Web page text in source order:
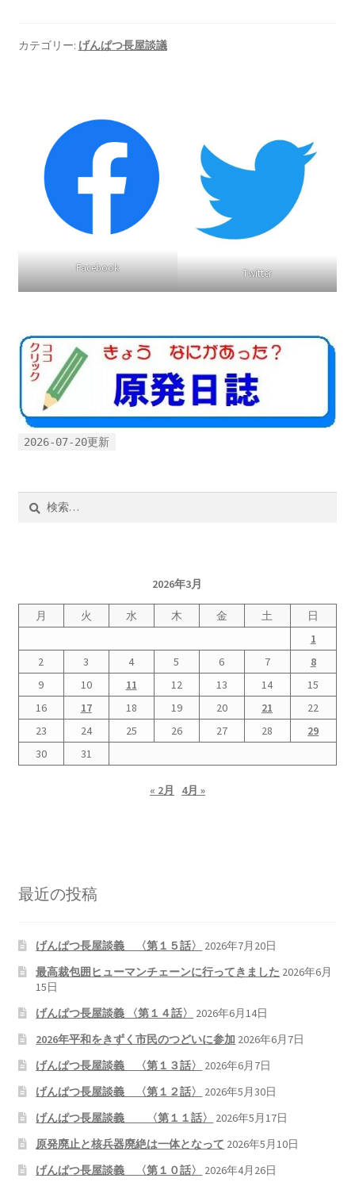
ギャラリー_2024.3.10
ギャラリー_2026.3.15
原発ゼロと未来
原発動向
2022.7.15東電・株主訴訟 経営陣に13兆円賠償命令
断念
2022.8.9 福島第一原発 汚染水海洋放出トンネル工事
着工
2023.1.19 東電旧経営陣、二審も無罪 民事裁判で認
原子力規制委員会「原発60年超運転」正式決定見送
原子力規制委員会「原発60年超運転」正式決定先送
りからわずか5日で、多数決決定
「原発６０年超へ」閣議決定
書籍
2022.12.29 原発事故と甲状腺がん
南海トラフ巨大地震でも原発は大丈夫と言う人々
2025.9.30 市民エネルギーと地域主権
2026.5.3 原発を止めた町
2026.5.15 原発をとめた人びと
他サイト
カテゴリー: げんぱつ長屋談議
Facebook Twitter
2026-07-20更新
2026年3月
月 火 水 木 金 土
日
1
2
3 4 5 6 7
8
9
10 11 12 13 14
15
16
17 18 19 20 21
22
23
24 25 26 27 28
29
30
31
« 2月 4月 »
最近の投稿
げんぱつ長屋談義 〈第１５話〉
2026年7月20日
最高裁包囲ヒューマンチェーンに行ってきました 2026年6月
15日
げんぱつ長屋談義 〈第１４話〉
2026年6月14日
2026年平和をきずく市民のつどいに参加 2026年6月7日
げんぱつ長屋談義 〈第１３話〉
2026年6月7日
げんぱつ長屋談義 〈第１２話〉
2026年5月30日
げんぱつ長屋談義 〈第１１話〉
2026年5月17日
原発廃止と核兵器廃絶は一体となって 2026年5月10日
げんぱつ長屋談義 〈第１０話〉
2026年4月26日